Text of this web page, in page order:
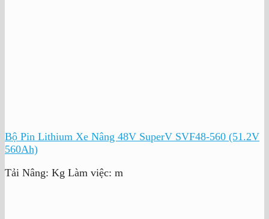
Bộ Pin Lithium Xe Nâng 48V SuperV SVF48-560 (51.2V
560Ah)
Tải Nâng: Kg Làm việc: m